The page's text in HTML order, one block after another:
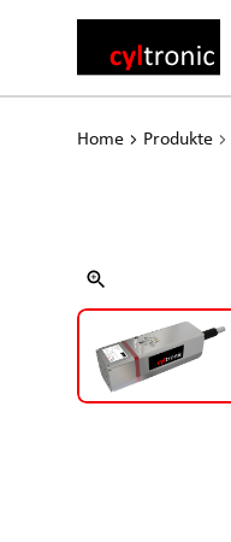
Home Produkte